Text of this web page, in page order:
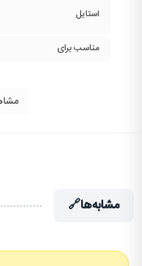
استایل
مناسب برای
مشابه‌ها🔗